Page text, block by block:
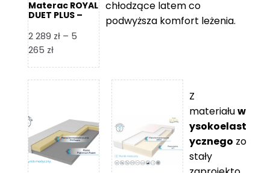
Materac ROYAL
DUET PLUS –
2 289 zł – 5
265 złZakres
od
do
5
265 zł
chłodzące latem co
podwyższa komfort leżenia.
Z
materiałuw
ysokoelast
ycznego zo
stały